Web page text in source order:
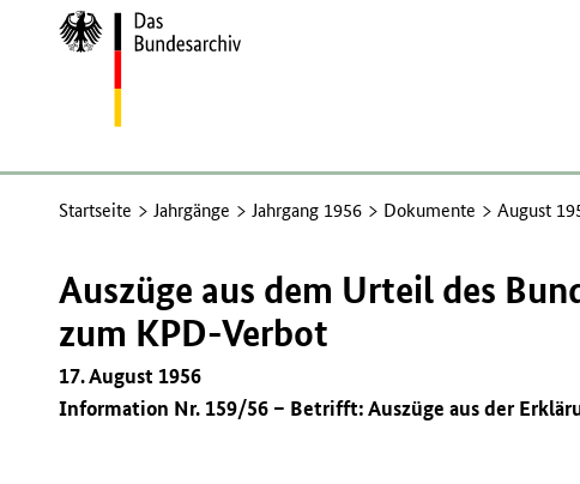
Zur
Startseite
Startseite Jahrgänge Jahrgang 1956 Dokumente August
Auszüge aus dem Urteil des
zum KPD-Verbot
17. August 1956
Information Nr. 159/56 – Betrifft: Auszüge aus der